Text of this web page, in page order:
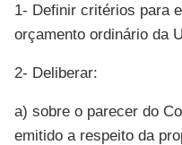
1- Definir critérios para
orçamento ordinário da
2- Deliberar:
a) sobre o parecer do
emitido a respeito da